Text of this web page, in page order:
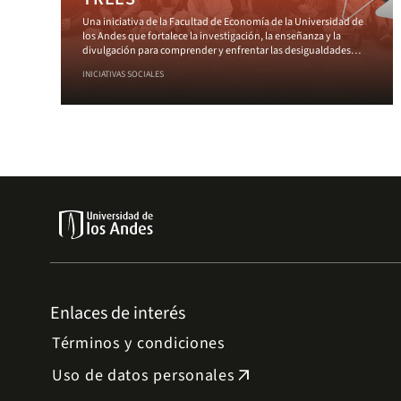
Una iniciativa de la Facultad de Economía de la Universidad de
los Andes que fortalece la investigación, la enseñanza y la
divulgación para comprender y enfrentar las desigualdades
INICIATIVAS SOCIALES
Enlaces de interés
Términos y condiciones
Uso de datos personales arrow_outward